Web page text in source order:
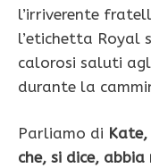
l’irriverente
l’etichetta Royal
calorosi saluti
durante la
Parliamo di
che, si dice,